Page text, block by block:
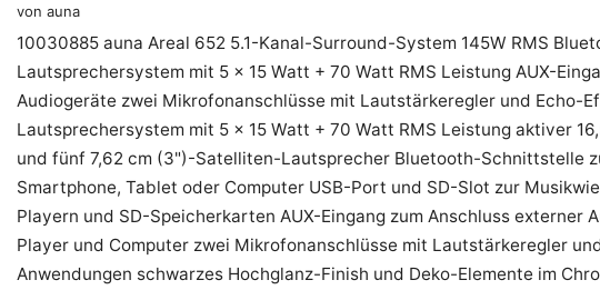
von auna
10030885 auna Areal 652 5.1-Kanal-Surround-System 145W RMS
Lautsprechersystem mit 5 x 15 Watt + 70 Watt RMS Leistung AUX-
Audiogeräte zwei Mikrofonanschlüsse mit Lautstärkeregler und Echo-
Lautsprechersystem mit 5 x 15 Watt + 70 Watt RMS Leistung aktiver
und fünf 7,62 cm (3")-Satelliten-Lautsprecher Bluetooth-Schnittstelle
Smartphone, Tablet oder Computer USB-Port und SD-Slot zur
Playern und SD-Speicherkarten AUX-Eingang zum Anschluss externer
Player und Computer zwei Mikrofonanschlüsse mit Lautstärkeregler
Anwendungen schwarzes Hochglanz-Finish und Deko-Elemente im